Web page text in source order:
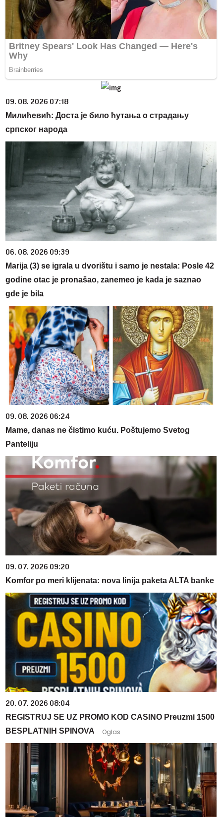
09. 08. 2026 07:18
Милићевић: Доста је било ћутања о страдању
српског народа
06. 08. 2026 09:39
Marija (3) se igrala u dvorištu i samo je nestala: Posle 42
godine otac je pronašao, zanemeo je kada je saznao
gde je bila
09. 08. 2026 06:24
Mame, danas ne čistimo kuću. Poštujemo Svetog
Panteliju
09. 07. 2026 09:20
Komfor po meri klijenata: nova linija paketa ALTA banke
20. 07. 2026 08:04
REGISTRUJ SE UZ PROMO KOD CASINO Preuzmi 1500
BESPLATNIH SPINOVA